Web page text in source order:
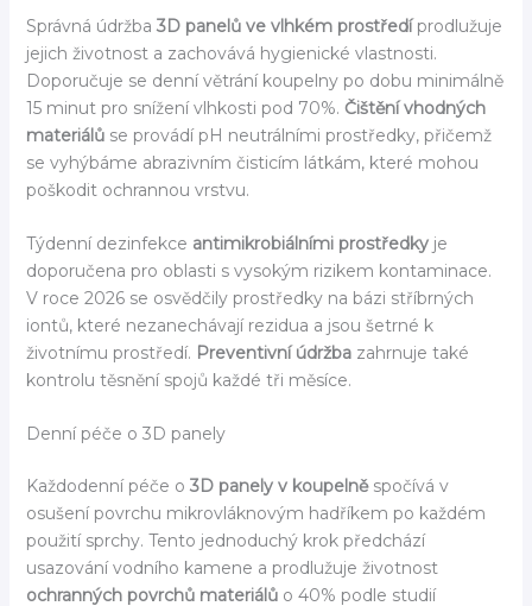
Správná údržba 3D panelů ve vlhkém prostředíprodlužuje
jejich životnost a zachovává hygienické vlastnosti.
Doporučuje se denní větrání koupelny po dobu minimálně
15 minut pro snížení vlhkosti pod 70%. Čištění vhodných
materiálůse provádí pH neutrálními prostředky, přičemž
se vyhýbáme abrazivním čisticím látkám, které mohou
poškodit ochrannou vrstvu.
Týdenní dezinfekce antimikrobiálními prostředkyje
doporučena pro oblasti s vysokým rizikem kontaminace.
V roce 2026 se osvědčily prostředky na bázi stříbrných
iontů, které nezanechávají rezidua a jsou šetrné k
životnímu prostředí. Preventivní údržbazahrnuje také
kontrolu těsnění spojů každé tři měsíce.
Denní péče o 3D panely
Každodenní péče o 3D panely v koupelněspočívá v
osušení povrchu mikrovláknovým hadříkem po každém
použití sprchy. Tento jednoduchý krok předchází
usazování vodního kamene a prodlužuje životnost
ochranných povrchů materiálůo 40% podle studií